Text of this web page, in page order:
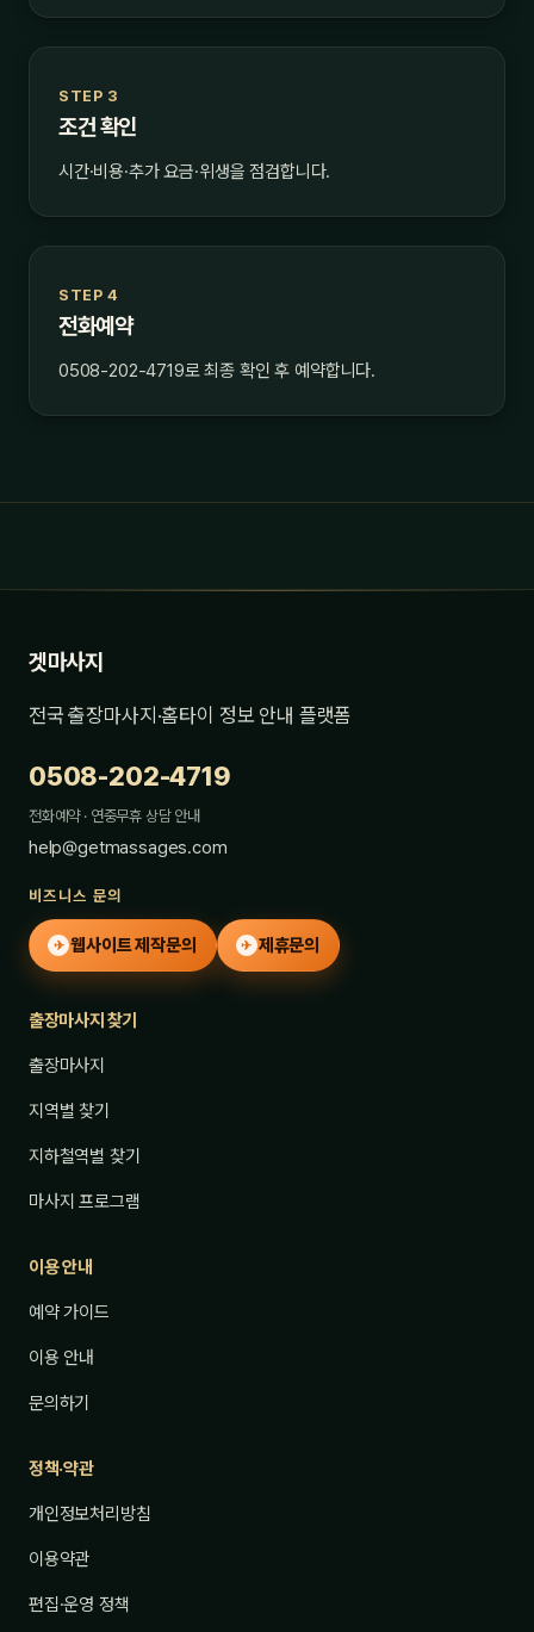
STEP 3
조건 확인
시간·비용·추가 요금·위생을 점검합니다.
STEP 4
전화예약
0508-202-4719로 최종 확인 후 예약합니다.
겟마사지
전국 출장마사지·홈타이 정보 안내 플랫폼
0508-202-4719
전화예약 · 연중무휴 상담 안내
help@getmassages.com
비즈니스 문의
✈ 웹사이트 제작문의 ✈ 제휴문의
출장마사지 찾기
출장마사지
지역별 찾기
지하철역별 찾기
마사지 프로그램
이용 안내
예약 가이드
이용 안내
문의하기
정책·약관
개인정보처리방침
이용약관
편집·운영 정책